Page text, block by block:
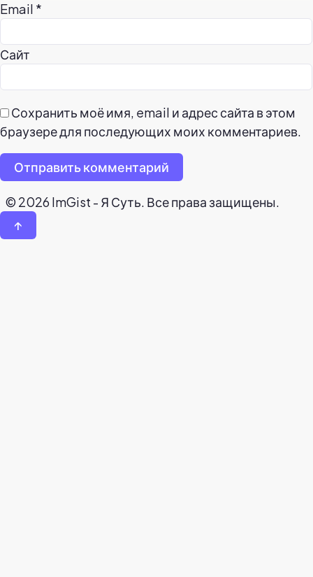
Email *
Сайт
Сохранить моё имя, email и адрес сайта в этом
браузере для последующих моих комментариев.
Отправить комментарий
© 2026 ImGist - Я Суть. Все права защищены.
↑